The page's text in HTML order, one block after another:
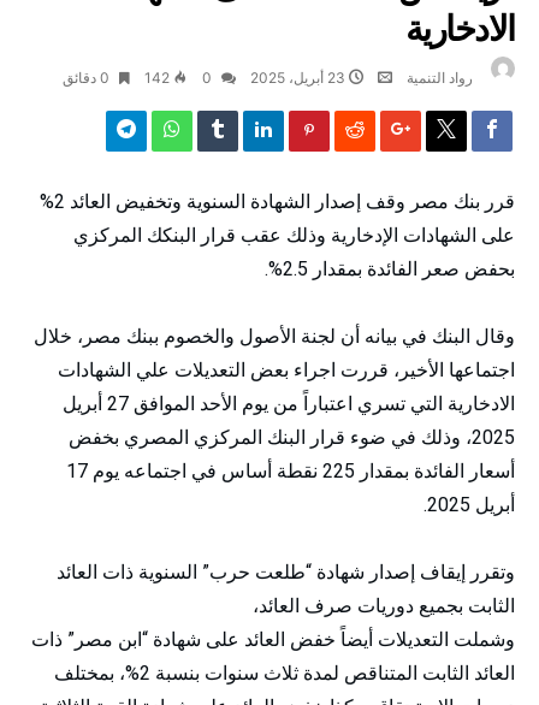
الادخارية
رواد التنمية 23 أبريل، 2025 142 0 ‫دقائق‬
قرر بنك مصر وقف إصدار الشهادة السنوية وتخفيض العائد 2%
على الشهادات الإدخارية وذلك عقب قرار البنكك المركزي
بحفض صعر الفائدة بمقدار 2.5%.
وقال البنك في بيانه أن لجنة الأصول والخصوم ببنك مصر، خلال
اجتماعها الأخير، قررت اجراء بعض التعديلات علي الشهادات
الادخارية التي تسري اعتباراً من يوم الأحد الموافق 27 أبريل
2025، وذلك في ضوء قرار البنك المركزي المصري بخفض
أسعار الفائدة بمقدار 225 نقطة أساس في اجتماعه يوم 17
أبريل 2025.
وتقرر إيقاف إصدار شهادة “طلعت حرب” السنوية ذات العائد
الثابت بجميع دوريات صرف العائد،
وشملت التعديلات أيضاً خفض العائد على شهادة “ابن مصر” ذات
العائد الثابت المتناقص لمدة ثلاث سنوات بنسبة 2%، بمختلف